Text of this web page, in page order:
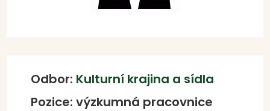
Odbor: Kulturní krajina a sídla
Pozice: výzkumná pracovnice